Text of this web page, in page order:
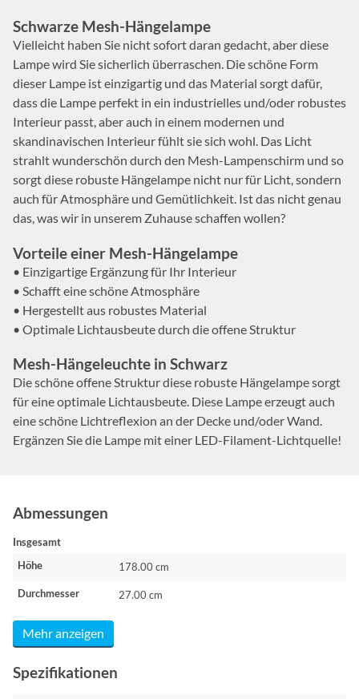
Schwarze Mesh-Hängelampe
Vielleicht haben Sie nicht sofort daran gedacht, aber diese
Lampe wird Sie sicherlich überraschen. Die schöne Form
dieser Lampe ist einzigartig und das Material sorgt dafür,
dass die Lampe perfekt in ein industrielles und/oder robustes
Interieur passt, aber auch in einem modernen und
skandinavischen Interieur fühlt sie sich wohl. Das Licht
strahlt wunderschön durch den Mesh-Lampenschirm und so
sorgt diese robuste Hängelampe nicht nur für Licht, sondern
auch für Atmosphäre und Gemütlichkeit. Ist das nicht genau
das, was wir in unserem Zuhause schaffen wollen?
Vorteile einer Mesh-Hängelampe
• Einzigartige Ergänzung für Ihr Interieur
• Schafft eine schöne Atmosphäre
• Hergestellt aus robustes Material
• Optimale Lichtausbeute durch die offene Struktur
Mesh-Hängeleuchte in Schwarz
Die schöne offene Struktur diese robuste Hängelampe sorgt
für eine optimale Lichtausbeute. Diese Lampe erzeugt auch
eine schöne Lichtreflexion an der Decke und/oder Wand.
Ergänzen Sie die Lampe mit einer LED-Filament-Lichtquelle!
Abmessungen
Insgesamt
Höhe
178.00 cm
Durchmesser 27.00 cm
Mehr anzeigen
Spezifikationen